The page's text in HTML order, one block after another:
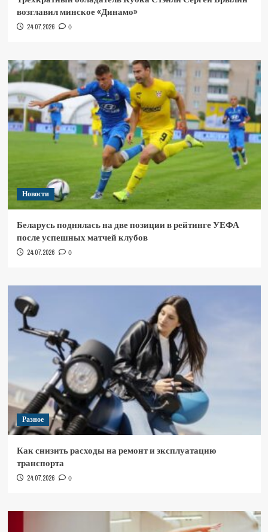
возглавил минское «Динамо»
24.07.2026 0
Новости
Беларусь поднялась на две позиции в рейтинге УЕФА
после успешных матчей клубов
24.07.2026 0
Разное
Как снизить расходы на ремонт и эксплуатацию
транспорта
24.07.2026 0